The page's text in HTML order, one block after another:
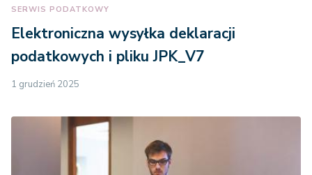
SERWIS PODATKOWY
Elektroniczna wysyłka deklaracji
podatkowych i pliku JPK_V7
1 grudzień 2025